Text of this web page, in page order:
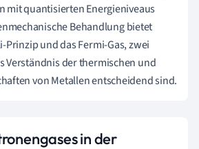
mit quantisierten Energieniveaus
Behandlung bietet
Prinzip und das Fermi-Gas, zwei
Verständnis der thermischen und
von Metallen entscheidend sind.
in der